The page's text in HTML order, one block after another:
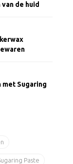
de huid
Sugaring
Paste